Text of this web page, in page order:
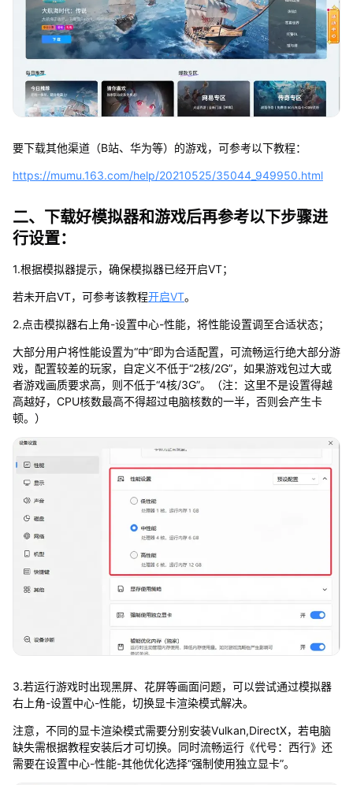
要下载其他渠道（B站、华为等）的游戏，可参考以下教程：
https://mumu.163.com/help/20210525/35044_949950.html
二、下载好模拟器和游戏后再参考以下步骤进
行设置：
1.根据模拟器提示，确保模拟器已经开启VT；
若未开启VT，可参考该教程开启VT。
2.点击模拟器右上角-设置中心-性能，将性能设置调至合适状态；
大部分用户将性能设置为“中”即为合适配置，可流畅运行绝大部分游
戏，配置较差的玩家，自定义不低于“2核/2G”，如果游戏包过大或
者游戏画质要求高，则不低于“4核/3G”。（注：这里不是设置得越
高越好，CPU核数最高不得超过电脑核数的一半，否则会产生卡
顿。）
3.若运行游戏时出现黑屏、花屏等画面问题，可以尝试通过模拟器
右上角-设置中心-性能，切换显卡渲染模式解决。
注意，不同的显卡渲染模式需要分别安装Vulkan,DirectX，若电脑
缺失需根据教程安装后才可切换。同时流畅运行《代号：西行》还
需要在设置中心-性能-其他优化选择“强制使用独立显卡”。